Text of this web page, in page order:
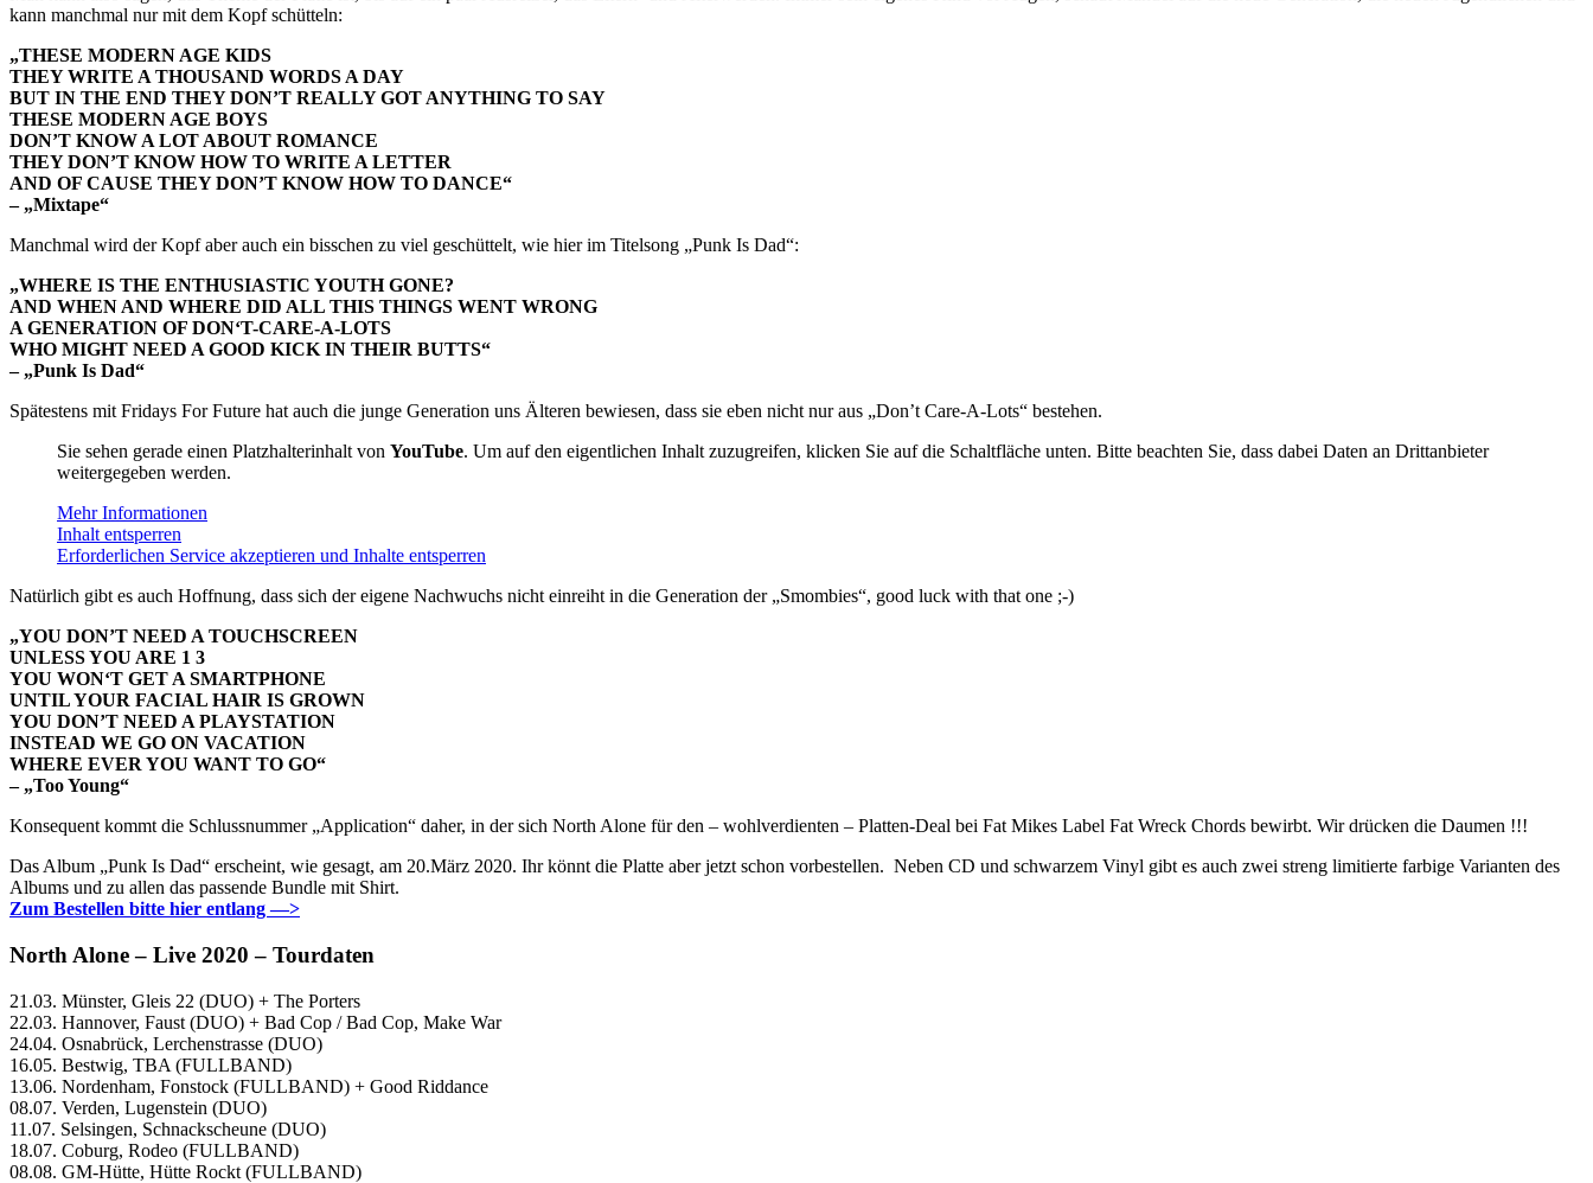
kann manchmal nur mit dem Kopf schütteln:
„THESE MODERN AGE KIDS
THEY WRITE A THOUSAND WORDS A DAY
BUT IN THE END THEY DON’T REALLY GOT ANYTHING TO SAY
THESE MODERN AGE BOYS
DON’T KNOW A LOT ABOUT ROMANCE
THEY DON’T KNOW HOW TO WRITE A LETTER
AND OF CAUSE THEY DON’T KNOW HOW TO DANCE“
– „Mixtape“
Manchmal wird der Kopf aber auch ein bisschen zu viel geschüttelt, wie hier im Titelsong „Punk Is Dad“:
„WHERE IS THE ENTHUSIASTIC YOUTH GONE?
AND WHEN AND WHERE DID ALL THIS THINGS WENT WRONG
A GENERATION OF DON‘T-CARE-A-LOTS
WHO MIGHT NEED A GOOD KICK IN THEIR BUTTS“
– „Punk Is Dad“
Spätestens mit Fridays For Future hat auch die junge Generation uns Älteren bewiesen, dass sie eben nicht nur aus „Don’t Care-A-Lots“ bestehen.
Sie sehen gerade einen Platzhalterinhalt von YouTube. Um auf den eigentlichen Inhalt zuzugreifen, klicken Sie auf die Schaltfläche unten. Bitte beachten Sie, dass dabei Daten an Drittanbieter
weitergegeben werden.
Mehr Informationen
Inhalt entsperren
Erforderlichen Service akzeptieren und Inhalte entsperren
Natürlich gibt es auch Hoffnung, dass sich der eigene Nachwuchs nicht einreiht in die Generation der „Smombies“, good luck with that one ;-)
„YOU DON’T NEED A TOUCHSCREEN
UNLESS YOU ARE 1 3
YOU WON‘T GET A SMARTPHONE
UNTIL YOUR FACIAL HAIR IS GROWN
YOU DON’T NEED A PLAYSTATION
INSTEAD WE GO ON VACATION
WHERE EVER YOU WANT TO GO“
– „Too Young“
Konsequent kommt die Schlussnummer „Application“ daher, in der sich North Alone für den – wohlverdienten – Platten-Deal bei Fat Mikes Label Fat Wreck Chords bewirbt. Wir drücken die Daumen !!!
Das Album „Punk Is Dad“ erscheint, wie gesagt, am 20.März 2020. Ihr könnt die Platte aber jetzt schon vorbestellen. Neben CD und schwarzem Vinyl gibt es auch zwei streng limitierte farbige Varianten des
Albums und zu allen das passende Bundle mit Shirt.
Zum Bestellen bitte hier entlang —>
North Alone – Live 2020 – Tourdaten
21.03. Münster, Gleis 22 (DUO) + The Porters
22.03. Hannover, Faust (DUO) + Bad Cop / Bad Cop, Make War
24.04. Osnabrück, Lerchenstrasse (DUO)
16.05. Bestwig, TBA (FULLBAND)
13.06. Nordenham, Fonstock (FULLBAND) + Good Riddance
08.07. Verden, Lugenstein (DUO)
11.07. Selsingen, Schnackscheune (DUO)
18.07. Coburg, Rodeo (FULLBAND)
08.08. GM-Hütte, Hütte Rockt (FULLBAND)